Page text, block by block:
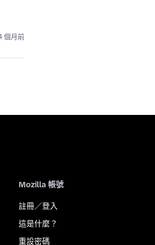
個月前
Mozilla 帳號
註冊／登入
這是什麼？
重設密碼